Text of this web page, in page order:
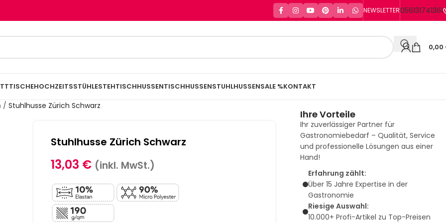
NEWSLETTER056131741361
0,00
HOCHZEITSSTÜHLESTEHTISCHHUSSENTISCHHUSSENSTUHLHUSSENSALE %KONTAKT
/ Stuhlhusse Zürich Schwarz
Stuhlhusse Zürich Schwarz
13,03 € (inkl. MwSt.)
Ihre Vorteile
Ihr zuverlässiger Partner für
Gastronomiebedarf – Qualität, Service
und professionelle Lösungen aus einer
Hand!
Erfahrung zählt:
Über 15 Jahre Expertise in der
Gastronomie
Riesige Auswahl:
10.000+ Profi-Artikel zu Top-Preisen